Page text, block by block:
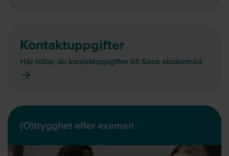
Kontaktuppgifter
Här hittar du kontaktuppgifter till Saco studentråd
(O)trygghet efter examen